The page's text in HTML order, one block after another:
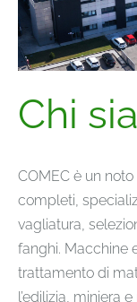
Chi
COMEC è un
completi,
vagliatura,
fanghi. Macchine
trattamento di
l’edilizia, miniera